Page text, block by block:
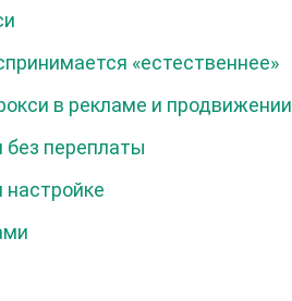
«естественнее»
в рекламе и продвижении
переплаты
настройке